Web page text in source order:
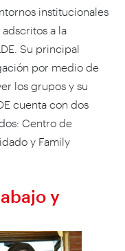
institucionales
a la
Su principal
por medio de
los grupos y su
cuenta con dos
Centro de
y Family
y